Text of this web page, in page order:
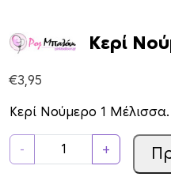
Κερί
€3,95
Κερί Νούμερο 1 Μέλισσα.
-
ε
+